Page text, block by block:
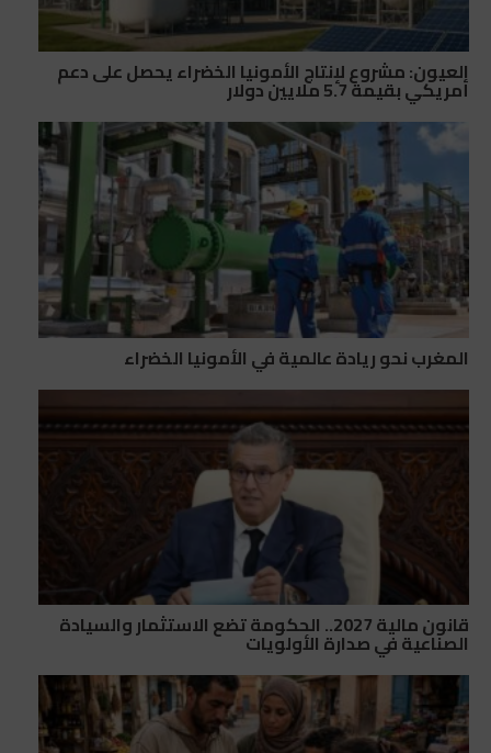
العيون: مشروع لإنتاج الأمونيا الخضراء يحصل على دعم
أمريكي بقيمة 5.7 ملايين دولار
المغرب نحو ريادة عالمية في الأمونيا الخضراء
قانون مالية 2027.. الحكومة تضع الاستثمار والسيادة
الصناعية في صدارة الأولويات